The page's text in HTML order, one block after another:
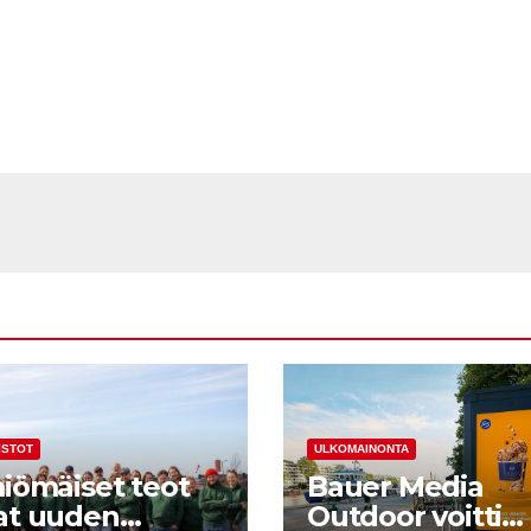
teot
uuden
ULKOMAINONTA
Bauer Media
Outdoor voitti